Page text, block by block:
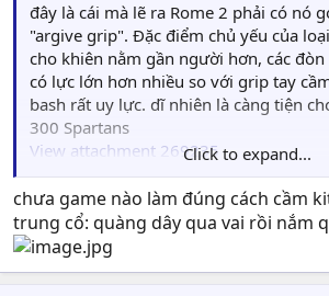
đây là cái mà lẽ ra Rome 2 phải có nó
"argive grip". Đặc điểm chủ yếu của
cho khiên nằm gần người hơn, các
có lực lớn hơn nhiều so với grip tay
bash rất uy lực. dĩ nhiên là càng tiện
300 Spartans
View attachment 269235
Còn đây là thứ mà chúng ta có trong
Click to expand...
chưa game nào làm đúng cách cầm
trung cổ: quàng dây qua vai rồi nắm